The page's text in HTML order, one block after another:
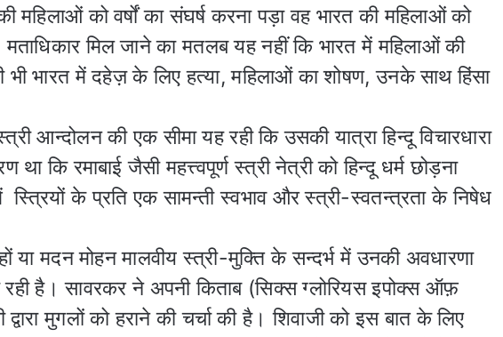
महिलाओं को वर्षों का संघर्ष करना पड़ा वह भारत की महिलाओं को
मिल जाने का मतलब यह नहीं कि भारत में महिलाओं की
भी भारत में दहेज़ के लिए हत्या, महिलाओं का शोषण, उनके साथ हिंसा
आन्दोलन की एक सीमा यह रही कि उसकी यात्रा हिन्दू विचारधारा
कि रमाबाई जैसी महत्त्वपूर्ण स्त्री नेत्री को हिन्दू धर्म छोड़ना
के प्रति एक सामन्ती स्वभाव और स्त्री-स्वतन्त्रता के निषेध
या मदन मोहन मालवीय स्त्री-मुक्ति के सन्दर्भ में उनकी अवधारणा
रही है। सावरकर ने अपनी किताब (सिक्स ग्लोरियस इपोक्स ऑफ़
द्वारा मुगलों को हराने की चर्चा की है। शिवाजी को इस बात के लिए